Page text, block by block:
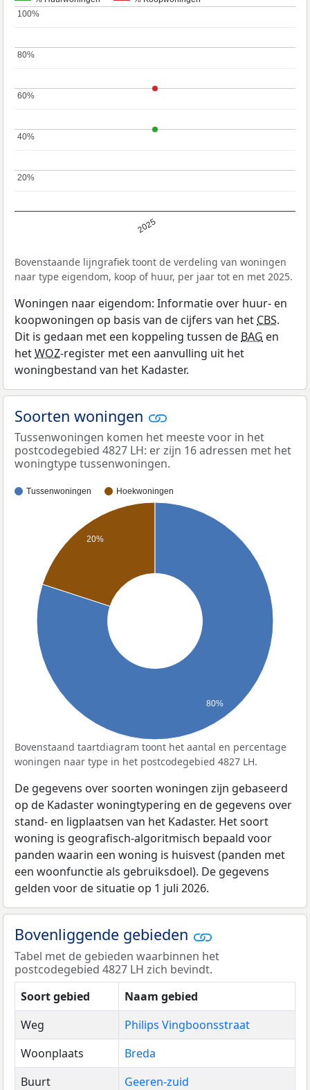
2025
20%
20%
40%
40%
60%
60%
80%
80%
100%
100%
Bovenstaande lijngrafiek toont de verdeling van woningen
naar type eigendom, koop of huur, per jaar tot en met 2025.
Woningen naar eigendom: Informatie over huur- en
koopwoningen op basis van de cijfers van het CBS.
Dit is gedaan met een koppeling tussen de BAG en
hetWOZ-register met een aanvulling uit het
woningbestand van het Kadaster.
Soorten woningen
Tussenwoningen komen het meeste voor in het
postcodegebied 4827 LH: er zijn 16 adressen met het
woningtype tussenwoningen.
Tussenwoningen Hoekwoningen
20%
80%
Bovenstaand taartdiagram toont het aantal en percentage
woningen naar type in het postcodegebied 4827 LH.
De gegevens over soorten woningen zijn gebaseerd
op de Kadaster woningtypering en de gegevens over
stand- en ligplaatsen van het Kadaster. Het soort
woning is geografisch-algoritmisch bepaald voor
panden waarin een woning is huisvest (panden met
een woonfunctie als gebruiksdoel). De gegevens
gelden voor de situatie op 1 juli 2026.
Bovenliggende gebieden
Tabel met de gebieden waarbinnen het
postcodegebied 4827 LH zich bevindt.
Soort gebied
Naam gebied
Weg
Philips Vingboonsstraat
Woonplaats
Breda
Buurt
Geeren-zuid